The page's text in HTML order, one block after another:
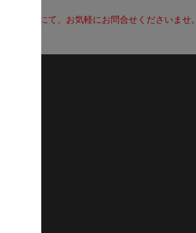
メールにて、お気軽にお問合せくださいませ。